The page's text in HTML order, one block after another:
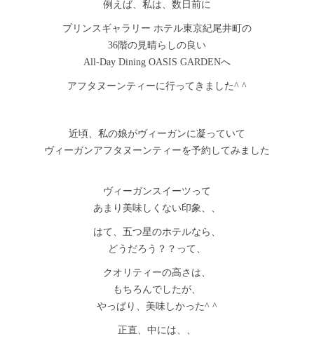
例えば、私は、数日前に
プリンスギャラリー ホテル東京紀尾井町の
36階の見晴らしの良い
All-Day Dining OASIS GARDENへ
アフタヌーンティーに行ってきました^ ^
近頃、私の娘がヴィーガンに凝っていて
ヴィーガンアフタヌーンティーを予約してみました
ヴィーガンスイーツって
あまり美味しくない印象、、
はて、五つ星のホテルなら、
どうだろう？？って、
クオリティーの高さは、
もちろんでしたが、
やっぱり、美味しかった^ ^
正直、中には、、